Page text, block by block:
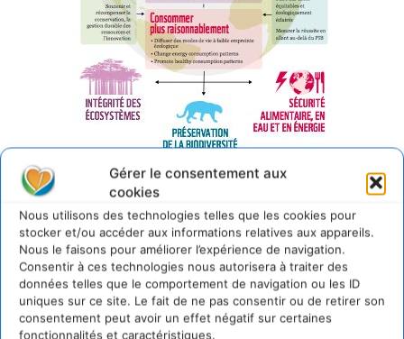
Gérer le consentement aux
cookies
Nous utilisons des technologies telles que les cookies pour
stocker et/ou accéder aux informations relatives aux appareils.
Nous le faisons pour améliorer l’expérience de navigation.
Consentir à ces technologies nous autorisera à traiter des
données telles que le comportement de navigation ou les ID
uniques sur ce site. Le fait de ne pas consentir ou de retirer son
consentement peut avoir un effet négatif sur certaines
fonctionnalités et caractéristiques.
LA PERSPECTIVE “ONE PLANET” DU WWF PROPOSE UNE
GESTION, UNE GOUVERNANCE ET UN PARTAGE DU
CAPITAL NATUREL DANS LES LIMITES ÉCOLOGIQUES DE
LA TERRE
Pour enrayer le déclin de l’Indice planète vivante, ramener
l’Empreinte écologique dans les limites planétaires, éviter
un changement climatique dangereux et parvenir à un
développement durable, encore faut-il que nos